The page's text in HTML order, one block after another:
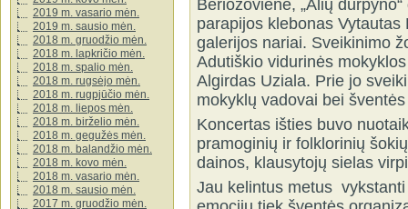
2019 m. vasario mėn.
2019 m. sausio mėn.
2018 m. gruodžio mėn.
2018 m. lapkričio mėn.
2018 m. spalio mėn.
2018 m. rugsėjo mėn.
2018 m. rugpjūčio mėn.
2018 m. liepos mėn.
2018 m. birželio mėn.
2018 m. gegužės mėn.
2018 m. balandžio mėn.
2018 m. kovo mėn.
2018 m. vasario mėn.
2018 m. sausio mėn.
2017 m. gruodžio mėn.
Beriozovienė, „Alių
parapijos klebonas Vytautas
galerijos nariai. Sveikinimo
Adutiškio vidurinės
Algirdas Uziala. Prie jo
mokyklų vadovai bei
Koncertas išties buvo
pramoginių ir folklorinių
dainos, klausytojų sielas
Jau kelintus metus